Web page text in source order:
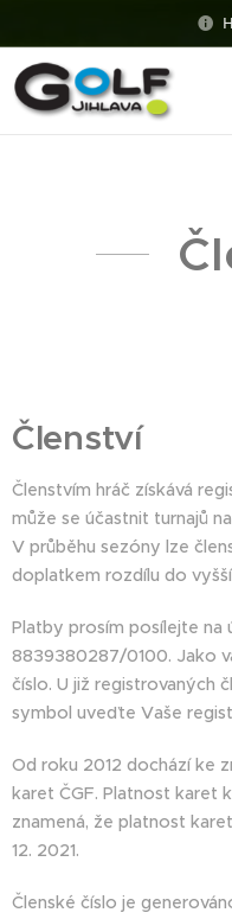
Členství
Členstvím hráč získává
může se účastnit turnajů
V průběhu sezóny lze
doplatkem rozdílu do
Platby prosím posílejte na
8839380287/0100. Jako
číslo. U již registrovaných
symbol uveďte Vaše
Od roku 2012 dochází ke
karet ČGF. Platnost karet
znamená, že platnost
12. 2021.
Členské číslo je